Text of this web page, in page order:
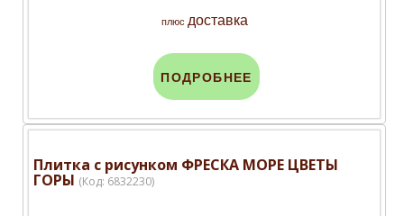
плюс доставка
ПОДРОБНЕЕ
Плитка с рисунком ФРЕСКА МОРЕ ЦВЕТЫ
ГОРЫ (Код: 6832230)